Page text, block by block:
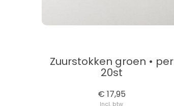
Zuurstokken groen • per
20st
€ 17,95
Incl. btw